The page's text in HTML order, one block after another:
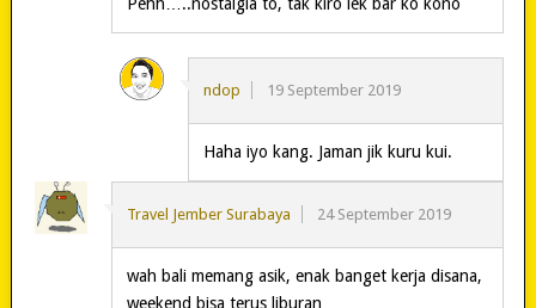
ndop 19 September 2019
Haha iyo kang. Jaman jik kuru kui.
Travel Jember Surabaya 24 September 2019
wah bali memang asik, enak banget kerja disana,
weekend bisa terus liburan